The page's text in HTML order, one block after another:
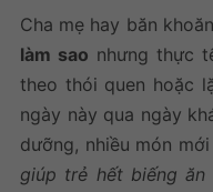
Cha mẹ hay băn
làm sao nhưng thực
theo thói quen hoặc
ngày này qua ngày
dưỡng, nhiều món
giúp trẻ hết biếng ăn